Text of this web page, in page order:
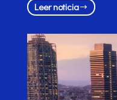
Leer noticia